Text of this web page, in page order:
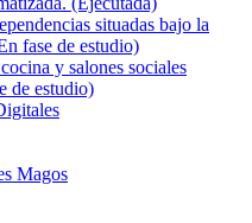
situadas bajo la
fase de estudio)
y salones sociales
de estudio)
Magos